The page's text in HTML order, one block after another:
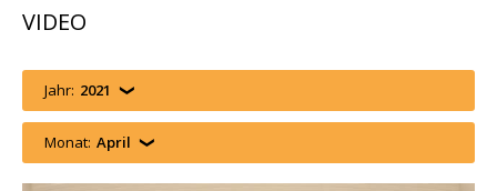
VIDEO
Jahr: 2021
Monat: April